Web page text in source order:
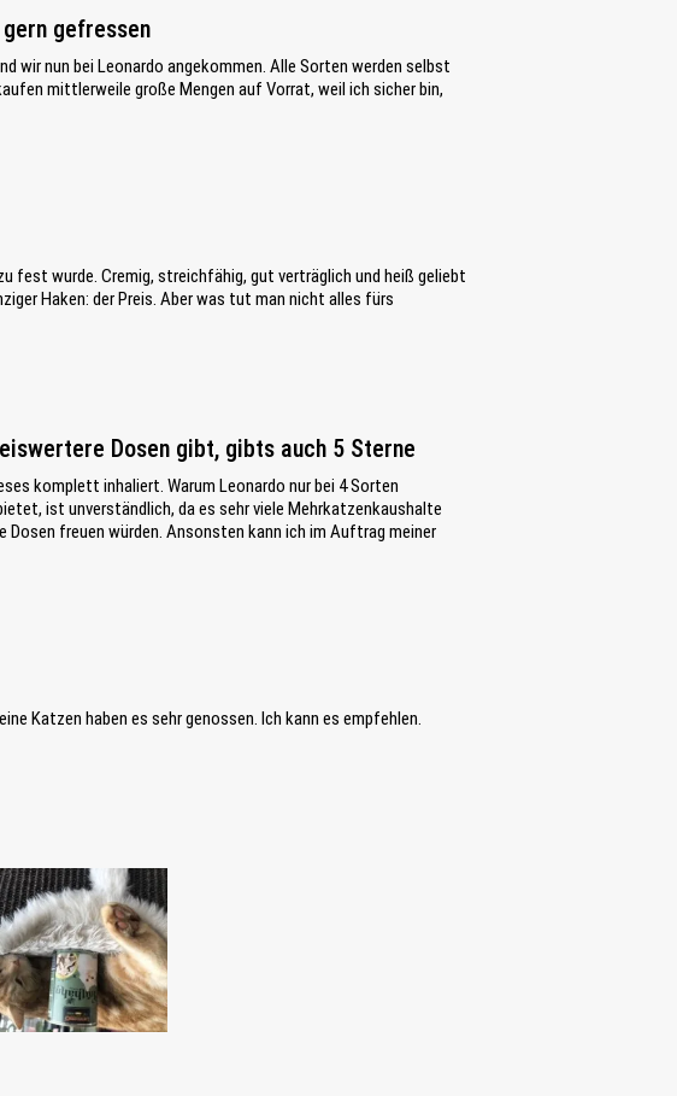
gefressen
wir nun bei Leonardo angekommen. Alle Sorten werden selbst
mittlerweile große Mengen auf Vorrat, weil ich sicher bin,
fest wurde. Cremig, streichfähig, gut verträglich und heiß geliebt
Haken: der Preis. Aber was tut man nicht alles fürs
Dosen gibt, gibts auch 5 Sterne
komplett inhaliert. Warum Leonardo nur bei 4 Sorten
ist unverständlich, da es sehr viele Mehrkatzenkaushalte
Dosen freuen würden. Ansonsten kann ich im Auftrag meiner
Katzen haben es sehr genossen. Ich kann es empfehlen.